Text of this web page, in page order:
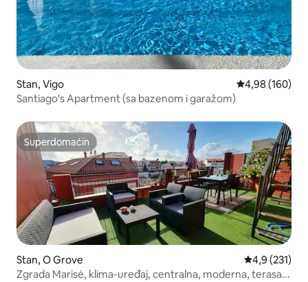
Stan, Vigo Prosečna
4,98 (160)
Santiago's Apartment (sa bazenom i garažom)
Superdomaćin
Superdomaćin
Stan, O Grove Prosečna
4,9 (231)
Zgrada Marisé, klima-uređaj, centralna, moderna, terasa...